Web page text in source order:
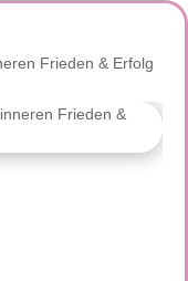
Frieden & Erfolg